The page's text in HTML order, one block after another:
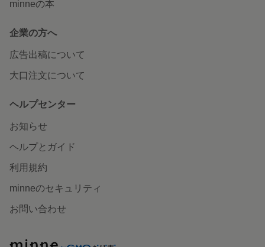
minneの本
企業の方へ
広告出稿について
大口注文について
ヘルプセンター
お知らせ
ヘルプとガイド
利用規約
minneのセキュリティ
お問い合わせ